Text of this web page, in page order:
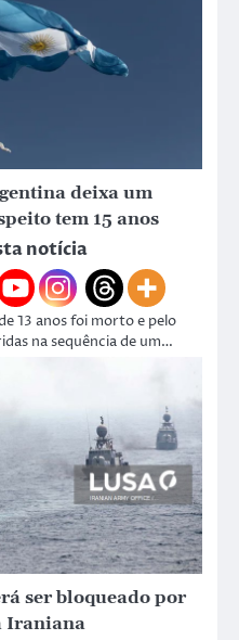
deixa um
tem 15 anos
notícia
13 anos foi morto e pelo
na sequência de um…
ser bloqueado por
Iraniana